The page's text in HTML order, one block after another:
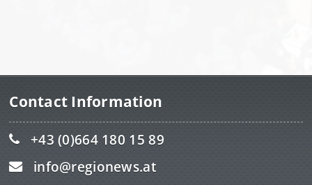
Contact Information
+43 (0)664 180 15 89
info@regionews.at